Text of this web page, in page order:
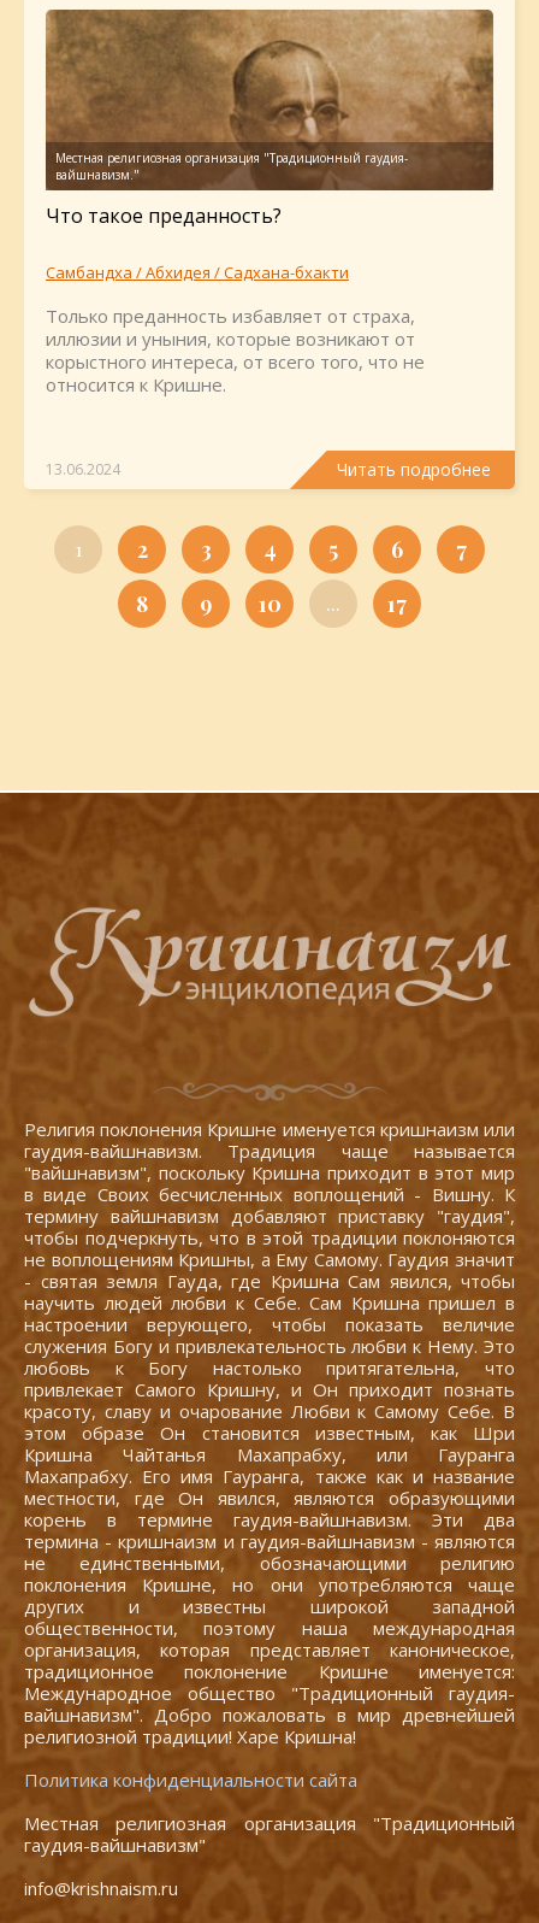
Что такое преданность?
Самбандха / Абхидея / Садхана-бхакти
Только преданность избавляет от страха,
иллюзии и уныния, которые возникают от
корыстного интереса, от всего того, что не
относится к Кришне.
13.06.2024 Читать подробнее
1 2 3 4 5 6
7
8
9 10 ... 17
Религия поклонения Кришне именуется кришнаизм или
гаудия-вайшнавизм. Традиция чаще называется
"вайшнавизм", поскольку Кришна приходит в этот мир
в виде Своих бесчисленных воплощений - Вишну. К
термину вайшнавизм добавляют приставку "гаудия",
чтобы подчеркнуть, что в этой традиции поклоняются
не воплощениям Кришны, а Ему Самому. Гаудия значит
- святая земля Гауда, где Кришна Сам явился, чтобы
научить людей любви к Себе. Сам Кришна пришел в
настроении верующего, чтобы показать величие
служения Богу и привлекательность любви к Нему. Это
любовь к Богу настолько притягательна, что
привлекает Самого Кришну, и Он приходит познать
красоту, славу и очарование Любви к Самому Себе. В
этом образе Он становится известным, как Шри
Кришна Чайтанья Махапрабху, или Гауранга
Махапрабху. Его имя Гауранга, также как и название
местности, где Он явился, являются образующими
корень в термине гаудия-вайшнавизм. Эти два
термина - кришнаизм и гаудия-вайшнавизм - являются
не единственными, обозначающими религию
поклонения Кришне, но они употребляются чаще
других и известны широкой западной
общественности, поэтому наша международная
организация, которая представляет каноническое,
традиционное поклонение Кришне именуется:
Международное общество "Традиционный гаудия-
вайшнавизм". Добро пожаловать в мир древнейшей
религиозной традиции! Харе Кришна!
Политика конфиденциальности сайта
Местная религиозная организация "Традиционный
гаудия-вайшнавизм"
info@krishnaism.ru